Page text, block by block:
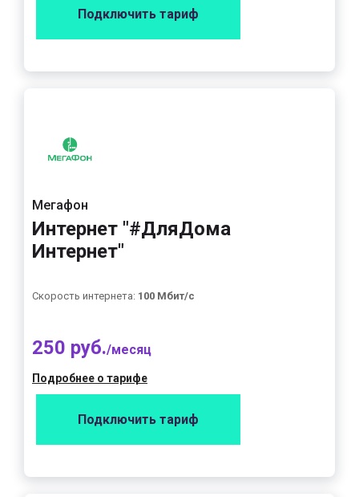
Подключить тариф
Мегафон
Интернет "#ДляДома
Интернет"
Скорость интернета: 100 Мбит/с
250 руб./месяц
Подробнее о тарифе
Подключить тариф